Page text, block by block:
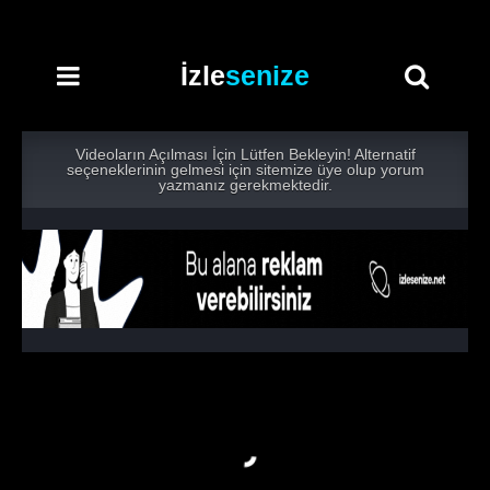
İzlesenize
Videoların Açılması İçin Lütfen Bekleyin! Alternatif
seçeneklerinin gelmesi için sitemize üye olup yorum
yazmanız gerekmektedir.